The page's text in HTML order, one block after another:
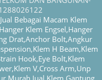
Bebagai Macam Klem
Klem Engsel,Hanger
Drat,Anchor Bolt,Angkur
H Beam,Klem
Hook,Eye Bolt,Klem
V,Cross Arm,Unp
Murah,Jual Klem Gantung